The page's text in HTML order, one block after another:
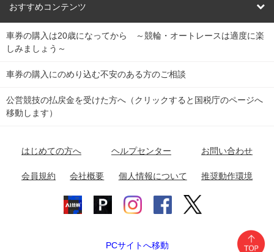
競輪くじ
Dokanto!
チャリロトプラザ
レース結果
キャリーオーバー一覧
北日本 函館競輪場
関
東
弥彦競輪場 前橋競輪場 取手競輪場 宇都宮競輪場
関
東
小田原競輪場
名古屋競輪場 岐阜競輪場 大垣競輪場 豊橋競輪場
富山競輪場 松阪競輪場 四日市競輪場
福井競輪場 奈良競輪場 向日町競輪場
おすすめコンテンツ
競輪選手情報
Perfecta Navi
netkeirin
車券の購入は20歳になってから ～競輪・オートレースは適度に楽
しみましょう～
車券の購入にのめり込む不安のある方のご相談
公営競技の払戻金を受けた方へ（クリックすると国税庁のページへ
移動します）
はじめての方へ ヘルプセンター お問い合わせ
会員規約 会社概要 個人情報について 推奨動作環境
PCサイトへ移動